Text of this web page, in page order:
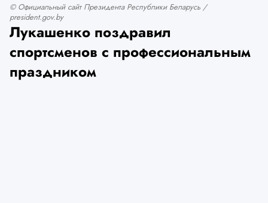
© Официальный сайт Президента Республики Беларусь /
president.gov.by
Лукашенко поздравил
спортсменов с профессиональным
праздником